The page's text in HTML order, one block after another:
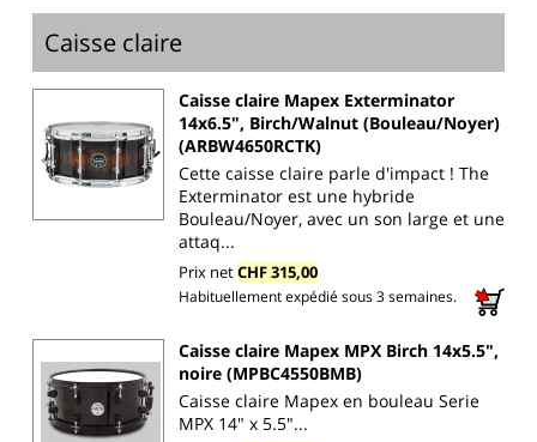
Caisse claire
Caisse claire Mapex Exterminator
14x6.5", Birch/Walnut (Bouleau/Noyer)
(ARBW4650RCTK)
Cette caisse claire parle d'impact ! The
Exterminator est une hybride
Bouleau/Noyer, avec un son large et une
attaq...
Prix netCHF 315,00
Habituellement expédié sous 3 semaines.
Caisse claire Mapex MPX Birch 14x5.5",
noire (MPBC4550BMB)
Caisse claire Mapex en bouleau Serie
MPX 14" x 5.5"...